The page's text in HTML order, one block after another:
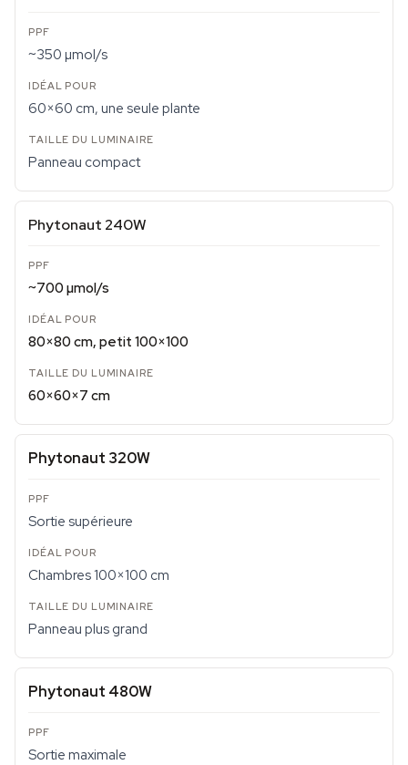
~350 µmol/s
60×60 cm, une seule plante
Panneau compact
Phytonaut 240W
~700 µmol/s
80×80 cm, petit 100×100
60×60×7 cm
Phytonaut 320W
Sortie supérieure
Chambres 100×100 cm
Panneau plus grand
Phytonaut 480W
Sortie maximale